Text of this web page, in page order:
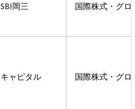
SBI岡三 国際株式・グロ
キャピタル 国際株式・グロ